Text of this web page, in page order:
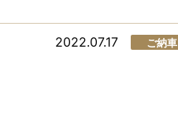
2022.07.17 ご納車